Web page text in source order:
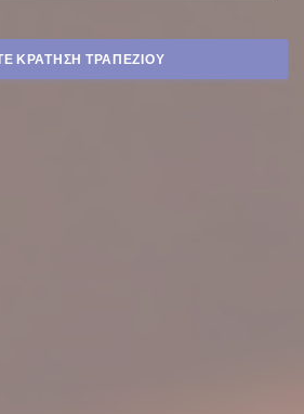
ΚΡΆΤΗΣΗ ΤΡΑΠΕΖΙΟΎ